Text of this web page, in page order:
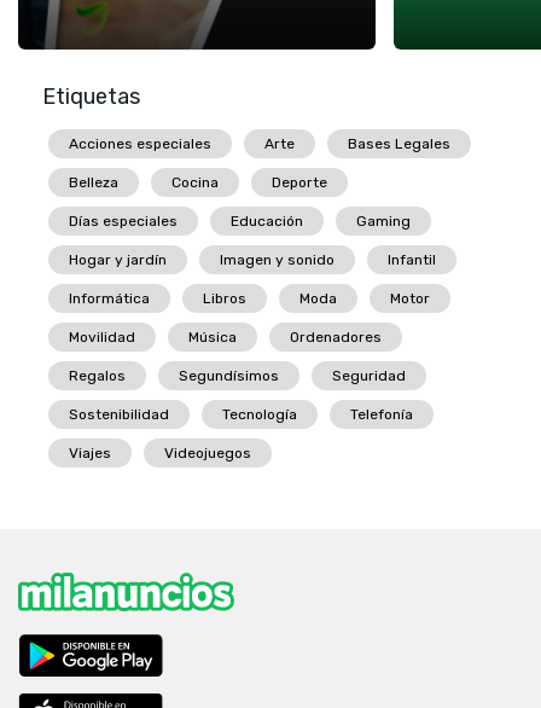
Etiquetas
Acciones especiales Arte Bases Legales
Belleza Cocina Deporte
Días especiales Educación Gaming
Hogar y jardín Imagen y sonido Infantil
Informática Libros Moda Motor
Movilidad Música Ordenadores
Regalos Segundísimos Seguridad
Sostenibilidad Tecnología Telefonía
Viajes Videojuegos